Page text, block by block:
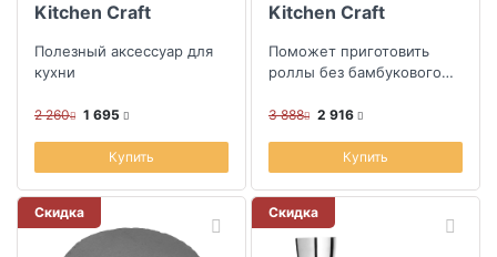
Kitchen Craft
Полезный аксессуар для
кухни
2 260 1 695
Купить
Kitchen Craft
Поможет приготовить
роллы без бамбукового
3 888 2 916
Купить
Скидка Скидка